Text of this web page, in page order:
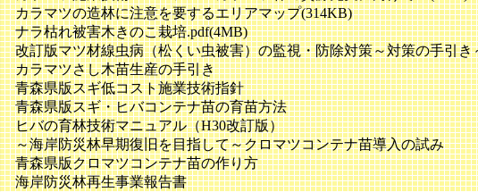
カラマツの造林に注意を要するエリアマップ(314KB)
ナラ枯れ被害木きのこ栽培.pdf(4MB)
改訂版マツ材線虫病（松くい虫被害）の監視・防除対策～対策の手引き
カラマツさし木苗生産の手引き
青森県版スギ低コスト施業技術指針
青森県版スギ・ヒバコンテナ苗の育苗方法
ヒバの育林技術マニュアル（H30改訂版）
～海岸防災林早期復旧を目指して～クロマツコンテナ苗導入の試み
青森県版クロマツコンテナ苗の作り方
海岸防災林再生事業報告書